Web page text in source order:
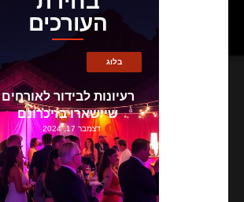
העורכים
בלוג
רעיונות לבידור לאורחים
שיישארו בזיכרונם
דצמבר 17, 2024